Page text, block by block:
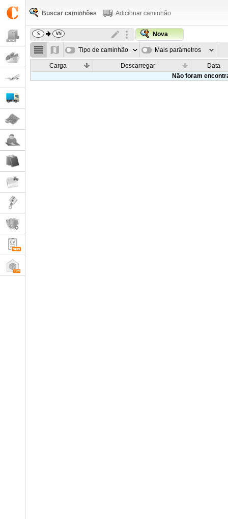
Buscar caminhões Adicionar caminhão
Nova
Tipo de caminhão Mais parâmetros
Carga Descarregar
Data
Não foram